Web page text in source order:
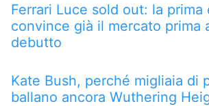
Ferrari Luce sold out: la prima
convince già il mercato prima
debutto
Kate Bush, perché migliaia di
ballano ancora Wuthering